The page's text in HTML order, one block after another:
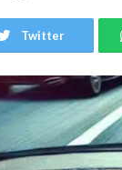
Twitter